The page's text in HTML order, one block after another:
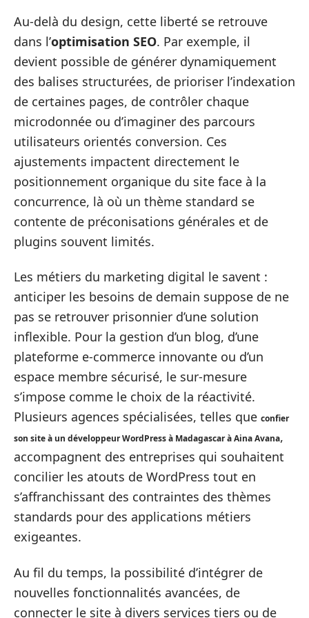
Au-delà du design, cette liberté se retrouve
dans l’optimisation SEO. Par exemple, il
devient possible de générer dynamiquement
des balises structurées, de prioriser l’indexation
de certaines pages, de contrôler chaque
microdonnée ou d’imaginer des parcours
utilisateurs orientés conversion. Ces
ajustements impactent directement le
positionnement organique du site face à la
concurrence, là où un thème standard se
contente de préconisations générales et de
plugins souvent limités.
Les métiers du marketing digital le savent :
anticiper les besoins de demain suppose de ne
pas se retrouver prisonnier d’une solution
inflexible. Pour la gestion d’un blog, d’une
plateforme e-commerce innovante ou d’un
espace membre sécurisé, le sur-mesure
s’impose comme le choix de la réactivité.
Plusieurs agences spécialisées, telles que confier
son site à un développeur WordPress à Madagascar à Aina Avana,
accompagnent des entreprises qui souhaitent
concilier les atouts de WordPress tout en
s’affranchissant des contraintes des thèmes
standards pour des applications métiers
exigeantes.
Au fil du temps, la possibilité d’intégrer de
nouvelles fonctionnalités avancées, de
connecter le site à divers services tiers ou de